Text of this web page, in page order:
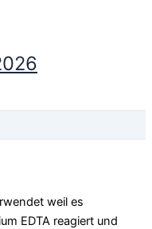
weil es
EDTA reagiert und